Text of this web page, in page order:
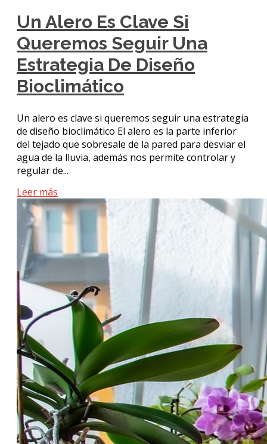
Un Alero Es Clave Si
Queremos Seguir Una
Estrategia De Diseño
Bioclimático
Un alero es clave si queremos seguir una estrategia
de diseño bioclimático El alero es la parte inferior
del tejado que sobresale de la pared para desviar el
agua de la lluvia, además nos permite controlar y
regular de...
Leer más